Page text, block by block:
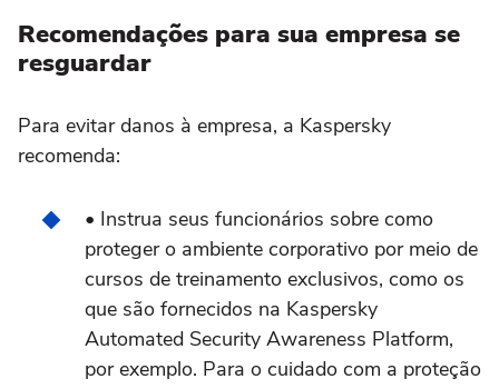
Recomendações para sua empresa se
resguardar
Para evitar danos à empresa, a Kaspersky
recomenda:
• Instrua seus funcionários sobre como
proteger o ambiente corporativo por meio de
cursos de treinamento exclusivos, como os
que são fornecidos na Kaspersky
Automated Security Awareness Platform,
por exemplo. Para o cuidado com a proteção